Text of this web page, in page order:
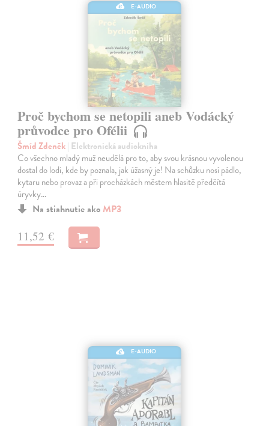
E-AUDIO
Proč bychom se netopili aneb Vodácký
průvodce pro Ofélii
Šmíd Zdeněk| Elektronická audiokniha
Co všechno mladý muž neudělá pro to, aby svou krásnou vyvolenou
dostal do lodi, kde by poznala, jak úžasný je! Na schůzku nosí pádlo,
kytaru nebo provaz a při procházkách městem hlasitě předčítá
úryvky…
Na stiahnutie ako MP3
11,52 €
E-AUDIO